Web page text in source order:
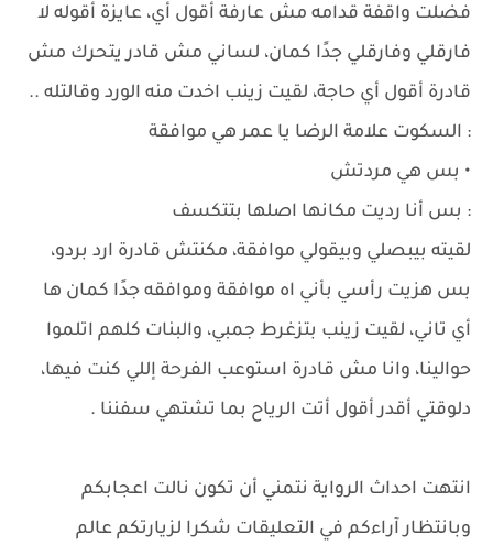
فضلت واقفة قدامه مش عارفة أقول أي، عايزة أقوله لا
فارقلي وفارقلي جدًا كمان، لساني مش قادر يتحرك مش
قادرة أقول أي حاجة، لقيت زينب اخدت منه الورد وقالتله ..
: السكوت علامة الرضا يا عمر هي موافقة
• بس هي مردتش
: بس أنا رديت مكانها اصلها بتتكسف
لقيته بيبصلي وبيقولي موافقة، مكنتش قادرة ارد بردو،
بس هزيت رأسي بأني اه موافقة وموافقه جدًا كمان ها
أي تاني، لقيت زينب بتزغرط جمبي، والبنات كلهم اتلموا
حوالينا، وانا مش قادرة استوعب الفرحة إللي كنت فيها،
دلوقتي أقدر أقول أتت الرياح بما تشتهي سفننا .
انتهت احداث الرواية نتمني أن تكون نالت اعجابكم
وبانتظار آراءكم في التعليقات شكرا لزيارتكم عالم